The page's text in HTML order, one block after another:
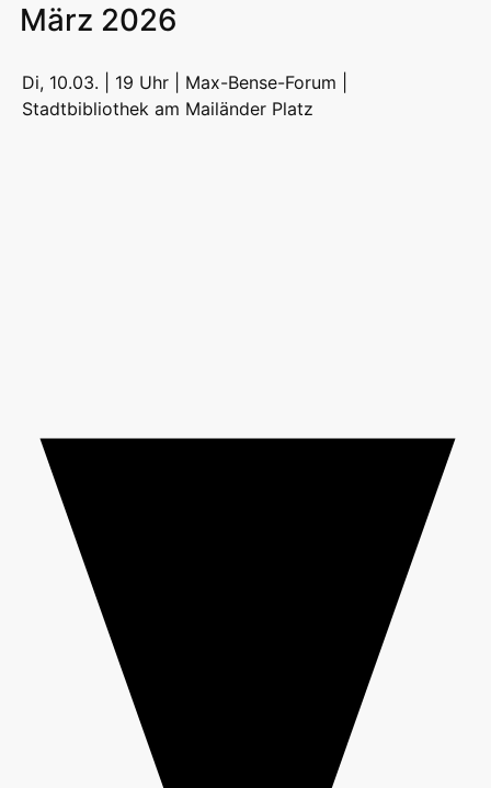
März 2026
Di, 10.03. | 19 Uhr | Max-Bense-Forum |
Stadtbibliothek am Mailänder Platz